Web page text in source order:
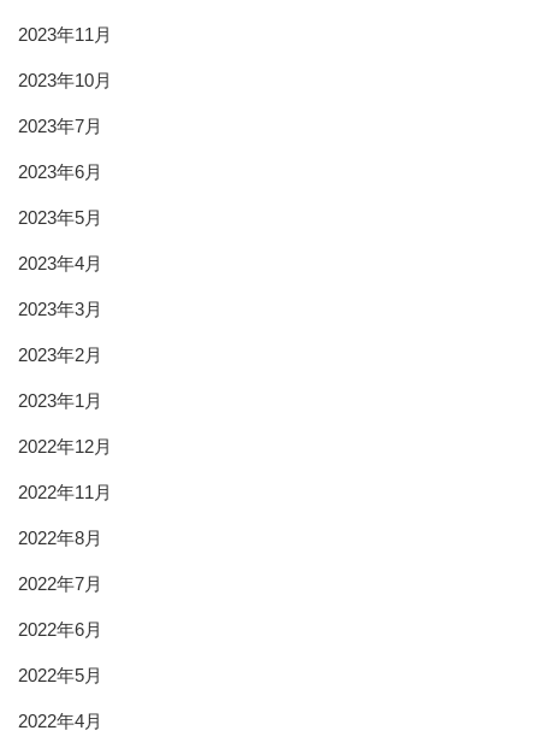
2023年11月
2023年10月
2023年7月
2023年6月
2023年5月
2023年4月
2023年3月
2023年2月
2023年1月
2022年12月
2022年11月
2022年8月
2022年7月
2022年6月
2022年5月
2022年4月